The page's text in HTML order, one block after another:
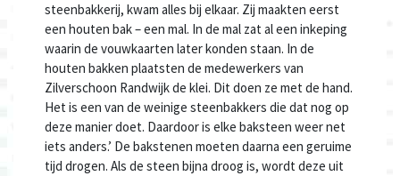
steenbakkerij, kwam alles bij elkaar. Zij maakten eerst
een houten bak – een mal. In de mal zat al een inkeping
waarin de vouwkaarten later konden staan. In de
houten bakken plaatsten de medewerkers van
Zilverschoon Randwijk de klei. Dit doen ze met de hand.
Het is een van de weinige steenbakkers die dat nog op
deze manier doet. Daardoor is elke baksteen weer net
iets anders.’ De bakstenen moeten daarna een geruime
tijd drogen. Als de steen bijna droog is, wordt deze uit